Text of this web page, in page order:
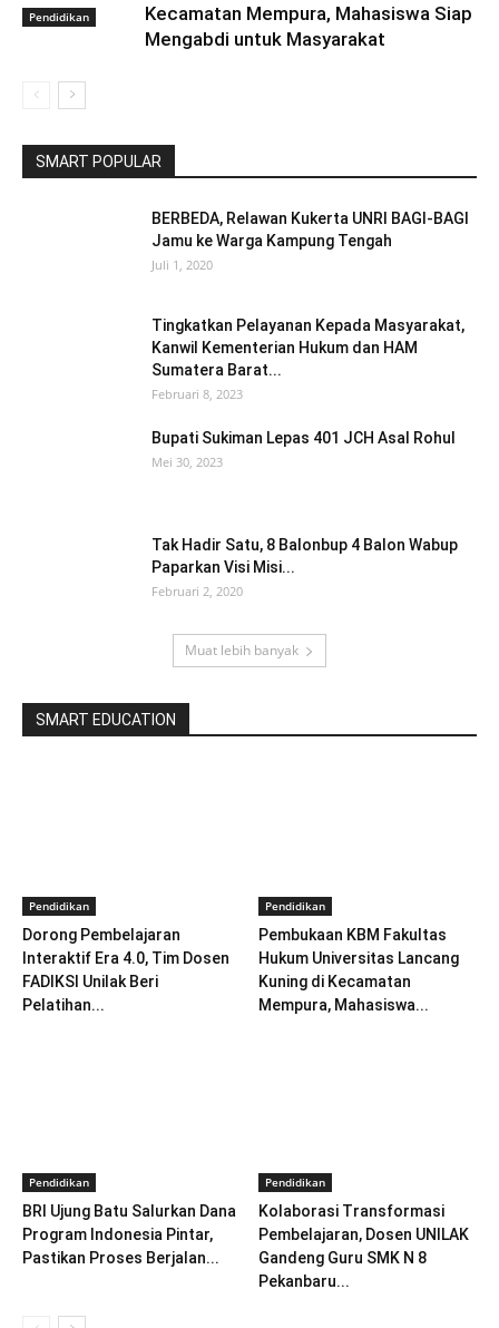
Pendidikan
Kecamatan Mempura, Mahasiswa Siap
Mengabdi untuk Masyarakat
SMART POPULAR
BERBEDA, Relawan Kukerta UNRI BAGI-BAGI
Jamu ke Warga Kampung Tengah
Juli 1, 2020
Tingkatkan Pelayanan Kepada Masyarakat,
Kanwil Kementerian Hukum dan HAM
Sumatera Barat...
Februari 8, 2023
Bupati Sukiman Lepas 401 JCH Asal Rohul
Mei 30, 2023
Tak Hadir Satu, 8 Balonbup 4 Balon Wabup
Paparkan Visi Misi...
Februari 2, 2020
Muat lebih banyak
SMART EDUCATION
Pendidikan
Dorong Pembelajaran
Interaktif Era 4.0, Tim Dosen
FADIKSI Unilak Beri
Pelatihan...
Pendidikan
Pembukaan KBM Fakultas
Hukum Universitas Lancang
Kuning di Kecamatan
Mempura, Mahasiswa...
Pendidikan
BRI Ujung Batu Salurkan Dana
Program Indonesia Pintar,
Pastikan Proses Berjalan...
Pendidikan
Kolaborasi Transformasi
Pembelajaran, Dosen UNILAK
Gandeng Guru SMK N 8
Pekanbaru...